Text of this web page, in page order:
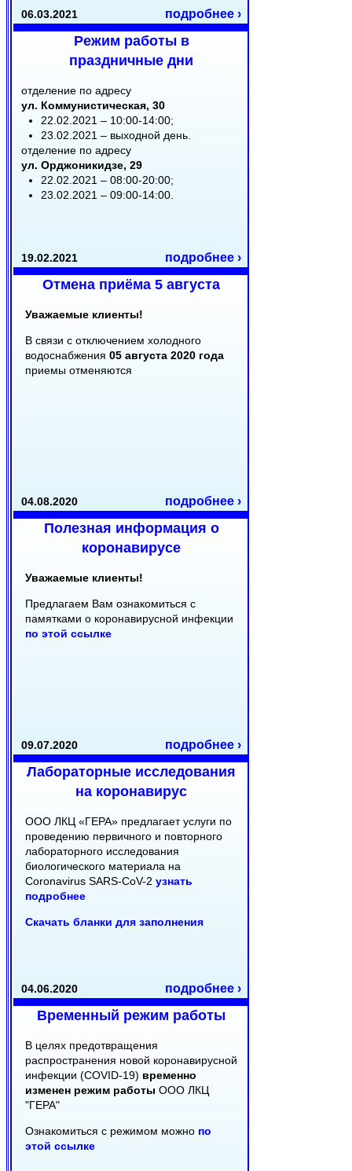
06.03.2021 подробнее ›
Режим работы в
праздничные дни
отделение по адресу
ул. Коммунистическая, 30
22.02.2021 – 10:00-14:00;
23.02.2021 – выходной день.
отделение по адресу
ул. Орджоникидзе, 29
22.02.2021 – 08:00-20:00;
23.02.2021 – 09:00-14:00.
19.02.2021 подробнее ›
Отмена приёма 5 августа
Уважаемые клиенты!
В связи с отключением холодного
водоснабжения 05 августа 2020 года
приемы отменяются
04.08.2020 подробнее ›
Полезная информация о
коронавирусе
Уважаемые клиенты!
Предлагаем Вам ознакомиться с
памятками о коронавирусной инфекции
по этой ссылке
09.07.2020 подробнее ›
Лабораторные исследования
на коронавирус
ООО ЛКЦ «ГЕРА» предлагает услуги по
проведению первичного и повторного
лабораторного исследования
биологического материала на
Coronavirus SARS-CoV-2 узнать
подробнее
Скачать бланки для заполнения
04.06.2020 подробнее ›
Временный режим работы
В целях предотвращения
распространения новой коронавирусной
инфекции (COVID-19) временно
изменен режим работы ООО ЛКЦ
"ГЕРА"
Ознакомиться с режимом можно по
этой ссылке